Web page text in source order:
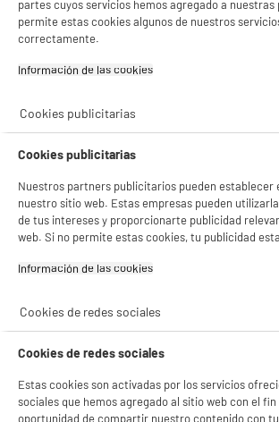
- compartir contenido adaptado a tus preferencias
- ofrecer publicidad y comunicaciones personalizadas
- facilitar el intercambio de contenido en las redes sociales
Consulta la política de cookies.
estadísticas anónimas basadas en tu navegación. Puedes
gestionando sus cookies.
¡Buena visita!
Gestionar cookies
✔ ACEPTAR TODAS
partes cuyos servicios hemos agregado a nuestras
permite estas cookies algunos de nuestros
correctamente.
Información de las cookies‎
Cookies publicitarias
Cookies publicitarias
Nuestros partners publicitarios pueden establecer
nuestro sitio web. Estas empresas pueden
de tus intereses y proporcionarte publicidad
web. Si no permite estas cookies, tu publicidad
Información de las cookies‎
Cookies de redes sociales
Cookies de redes sociales
Estas cookies son activadas por los servicios
sociales que hemos agregado al sitio web con el
oportunidad de compartir nuestro contenido con